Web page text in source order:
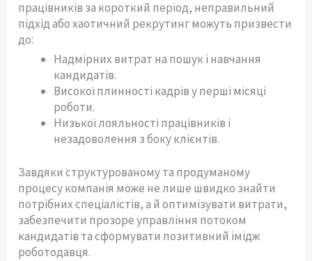
працівників за короткий період, неправильний
підхід або хаотичний рекрутинг можуть призвести
до:
Надмірних витрат на пошук і навчання
кандидатів.
Високої плинності кадрів у перші місяці
роботи.
Низької лояльності працівників і
незадоволення з боку клієнтів.
Завдяки структурованому та продуманому
процесу компанія може не лише швидко знайти
потрібних спеціалістів, а й оптимізувати витрати,
забезпечити прозоре управління потоком
кандидатів та сформувати позитивний імідж
роботодавця.